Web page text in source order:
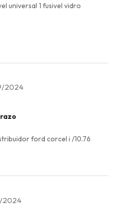
universal 1 fusivel vidro
2024
ford corcel i /10.76